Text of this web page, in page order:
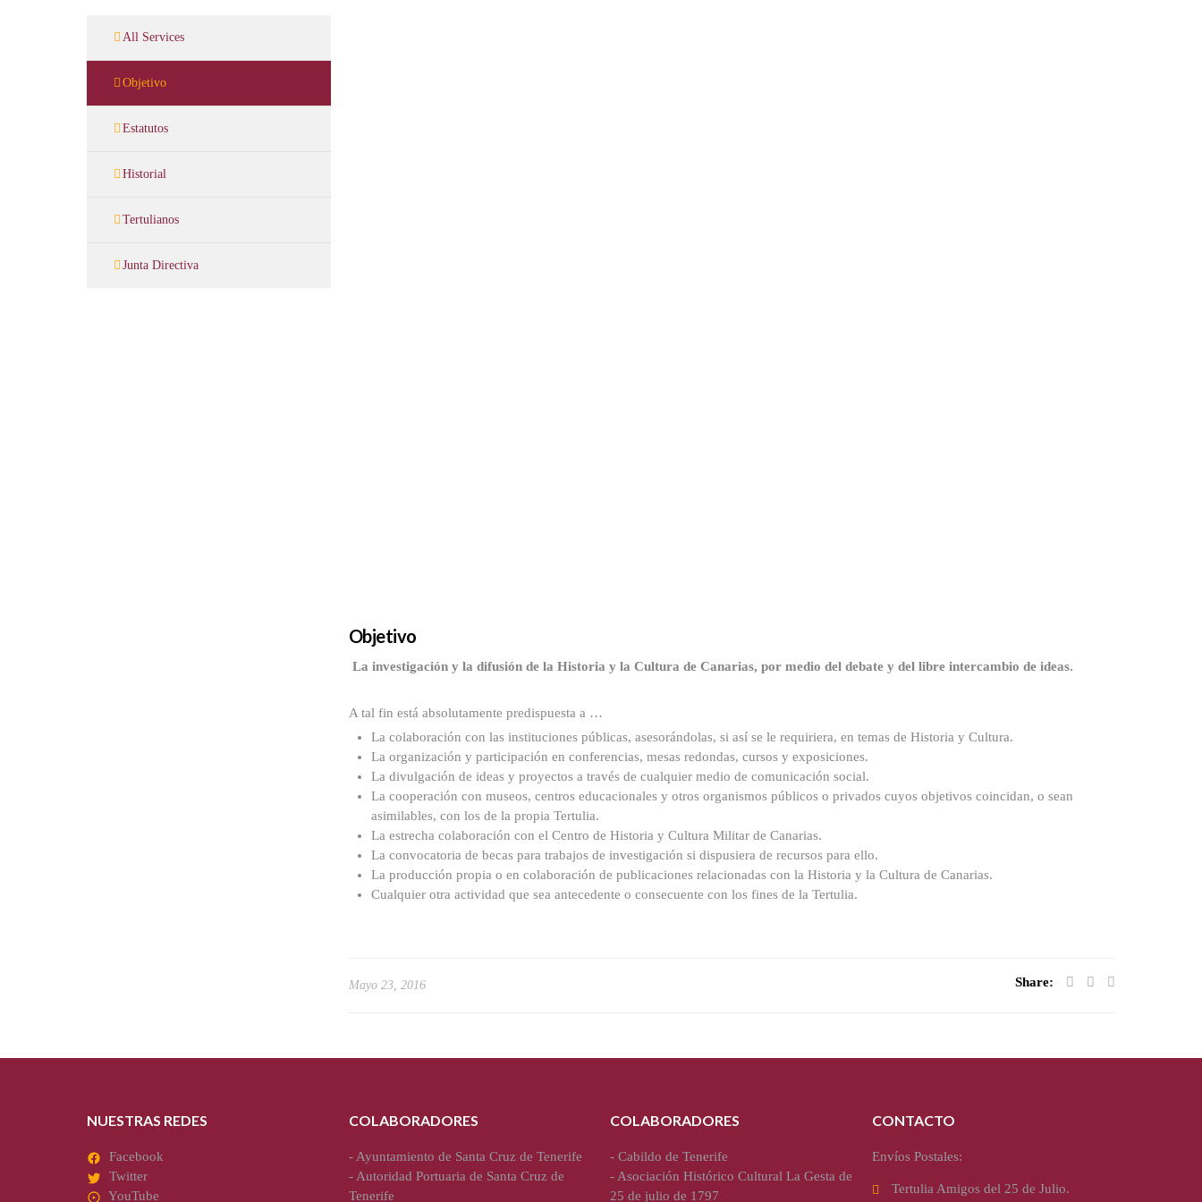
Objetivo
La investigación y la difusión de la Historia y la Cultura de Canarias, por medio del debate y del libre intercambio de ideas.
A tal fin está absolutamente predispuesta a …
La colaboración con las instituciones públicas, asesorándolas, si así se le requiriera, en temas de Historia y Cultura.
La organización y participación en conferencias, mesas redondas, cursos y exposiciones.
La divulgación de ideas y proyectos a través de cualquier medio de comunicación social.
La cooperación con museos, centros educacionales y otros organismos públicos o privados cuyos objetivos coincidan, o sean
asimilables, con los de la propia Tertulia.
La estrecha colaboración con el Centro de Historia y Cultura Militar de Canarias.
La convocatoria de becas para trabajos de investigación si dispusiera de recursos para ello.
La producción propia o en colaboración de publicaciones relacionadas con la Historia y la Cultura de Canarias.
Cualquier otra actividad que sea antecedente o consecuente con los fines de la Tertulia.
Mayo 23, 2016 Share:
All Services
Objetivo
Estatutos
Historial
Tertulianos
Junta Directiva
NUESTRAS REDES
Facebook
Twitter
YouTube
COLABORADORES
- Ayuntamiento de Santa Cruz de Tenerife
- Autoridad Portuaria de Santa Cruz de
Tenerife
COLABORADORES
- Cabildo de Tenerife
- Asociación Histórico Cultural La Gesta de
25 de julio de 1797
CONTACTO
Envíos Postales:
Tertulia Amigos del 25 de Julio.